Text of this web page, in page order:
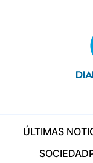
ÚLTIMAS
SOCIEDAD